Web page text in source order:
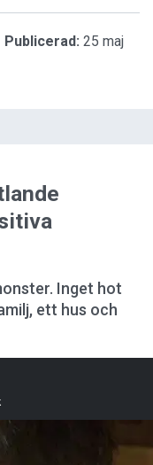
Publicerad: 25 maj
Inget hot
ett hus och